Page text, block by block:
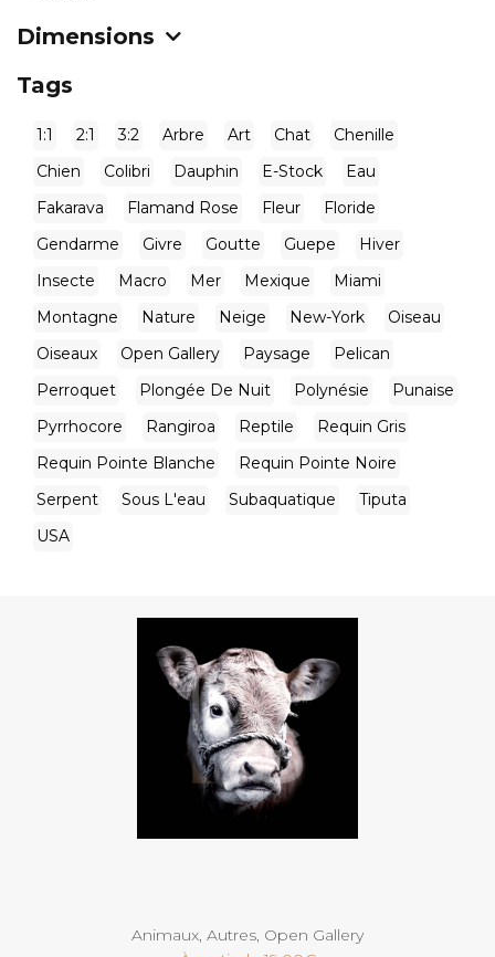
Dimensions
Tags
1:1 2:1 3:2 Arbre Art Chat
Chenille
Chien
Colibri Dauphin E-Stock
Eau
Fakarava
Flamand Rose Fleur
Floride
Gendarme
Givre Goutte Guepe
Hiver
Insecte
Macro Mer Mexique
Miami
Montagne
Nature Neige New-York
Oiseau
Oiseaux
Open Gallery Paysage
Pelican
Perroquet
Plongée De Nuit Polynésie
Punaise
Pyrrhocore
Rangiroa Reptile
Requin Gris
Requin Pointe Blanche
Requin Pointe Noire
Serpent
Sous L'eau Subaquatique
Tiputa
USA
Animaux, Autres, Open Gallery